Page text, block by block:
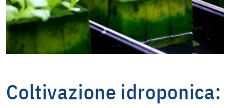
Coltivazione idroponica: